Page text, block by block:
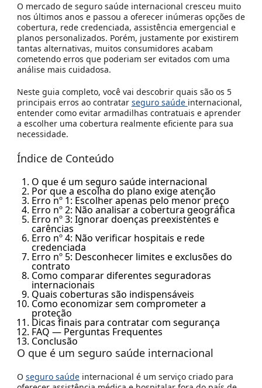
O mercado de seguro saúde internacional cresceu muito
nos últimos anos e passou a oferecer inúmeras opções de
cobertura, rede credenciada, assistência emergencial e
planos personalizados. Porém, justamente por existirem
tantas alternativas, muitos consumidores acabam
cometendo erros que poderiam ser evitados com uma
análise mais cuidadosa.
Neste guia completo, você vai descobrir quais são os 5
principais erros ao contratar seguro saúde internacional,
entender como evitar armadilhas contratuais e aprender
a escolher uma cobertura realmente eficiente para sua
necessidade.
Índice de Conteúdo
O que é um seguro saúde internacional
Por que a escolha do plano exige atenção
Erro nº 1: Escolher apenas pelo menor preço
Erro nº 2: Não analisar a cobertura geográfica
Erro nº 3: Ignorar doenças preexistentes e
carências
Erro nº 4: Não verificar hospitais e rede
credenciada
Erro nº 5: Desconhecer limites e exclusões do
contrato
Como comparar diferentes seguradoras
internacionais
Quais coberturas são indispensáveis
Como economizar sem comprometer a
proteção
Dicas finais para contratar com segurança
FAQ — Perguntas Frequentes
Conclusão
O que é um seguro saúde internacional
O seguro saúdeinternacional é um serviço criado para